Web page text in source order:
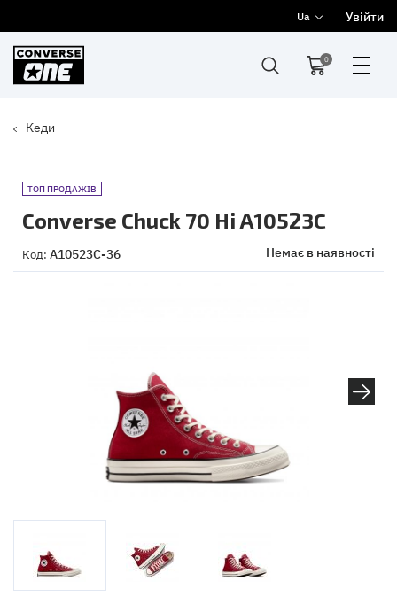
Ua Увійти
0
Кеди
ТОП ПРОДАЖІВ
Converse Chuck 70 Hi A10523C
Код: A10523C-36 Немає в наявності